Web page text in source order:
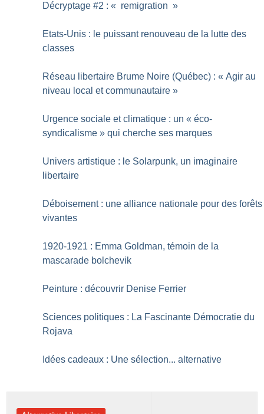
Décryptage #2 : « remigration »
Etats-Unis : le puissant renouveau de la lutte des
classes
Réseau libertaire Brume Noire (Québec) : « Agir au
niveau local et communautaire »
Urgence sociale et climatique : un « éco-
syndicalisme » qui cherche ses marques
Univers artistique : le Solarpunk, un imaginaire
libertaire
Déboisement : une alliance nationale pour des forêts
vivantes
1920-1921 : Emma Goldman, témoin de la
mascarade bolchevik
Peinture : découvrir Denise Ferrier
Sciences politiques : La Fascinante Démocratie du
Rojava
Idées cadeaux : Une sélection... alternative